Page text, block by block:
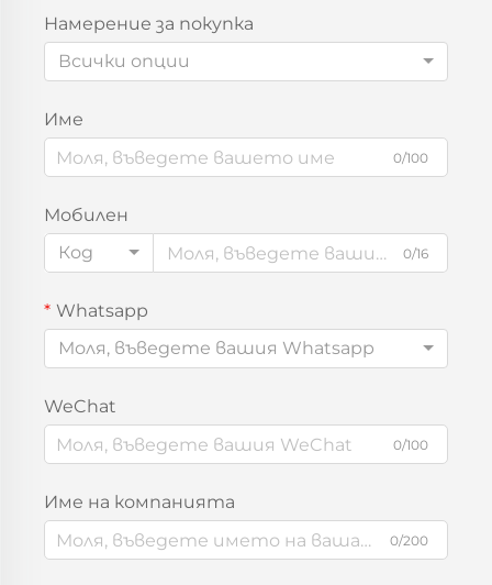
Намерение за покупка
Всички опции
Име
0/100
Мобилен
Код
0/16
Whatsapp
Моля, въведете вашия Whatsapp
WeChat
0/100
Име на компанията
0/200